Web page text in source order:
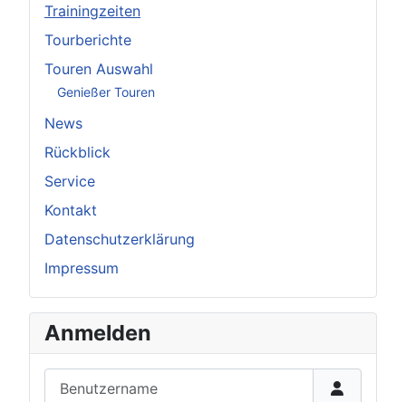
Trainingzeiten
Tourberichte
Touren Auswahl
Genießer Touren
News
Rückblick
Service
Kontakt
Datenschutzerklärung
Impressum
Anmelden